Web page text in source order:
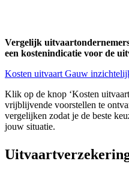
Vergelijk
een kostenindicatie voor de
Kosten uitvaart Gauw
Klik op de knop ‘Kosten
vrijblijvende voorstellen te
vergelijken zodat je de beste
jouw situatie.